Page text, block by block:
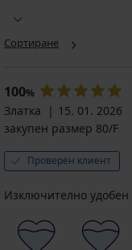
Сортиране
100%
Златка
15. 01. 2026
закупен размер 80/F
Проверен клиент
Изключително удобен